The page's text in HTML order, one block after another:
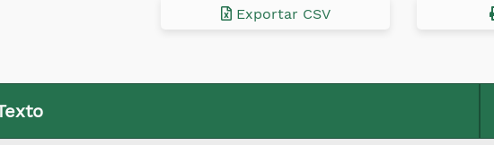
Exportar CSV